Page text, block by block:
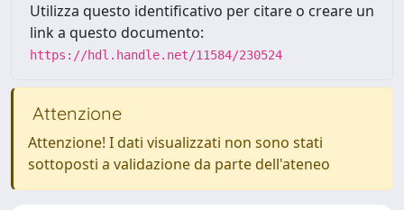
Utilizza questo identificativo per citare o creare un
link a questo documento:
https://hdl.handle.net/11584/230524
Attenzione
Attenzione! I dati visualizzati non sono stati
sottoposti a validazione da parte dell'ateneo